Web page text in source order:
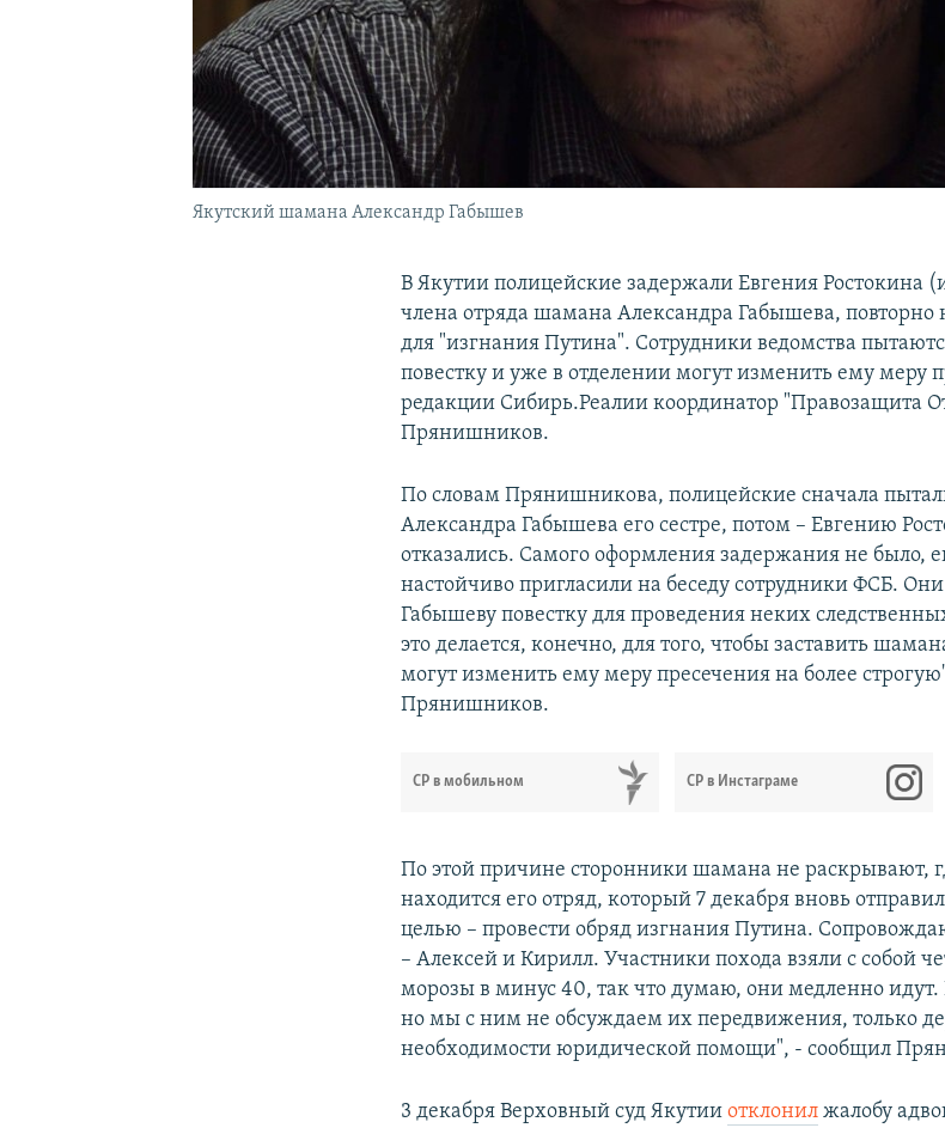
Якутский шамана Александр Габышев
В Якутии полицейские задержали Евгения Ростокина
члена отряда шамана Александра Габышева, повторно
для "изгнания Путина". Сотрудники ведомства
повестку и уже в отделении могут изменить ему меру
редакции Сибирь.Реалии координатор "Правозащита
Прянишников.
По словам Прянишникова, полицейские сначала
Александра Габышева его сестре, потом – Евгению
отказались. Самого оформления задержания не было,
настойчиво пригласили на беседу сотрудники ФСБ.
Габышеву повестку для проведения неких
это делается, конечно, для того, чтобы заставить
могут изменить ему меру пресечения на более
Прянишников.
СР в мобильном СР в Инстаграме
По этой причине сторонники шамана не раскрывают,
находится его отряд, который 7 декабря вновь
целью – провести обряд изгнания Путина.
– Алексей и Кирилл. Участники похода взяли с собой
морозы в минус 40, так что думаю, они медленно
но мы с ним не обсуждаем их передвижения, только
необходимости юридической помощи", - сообщил
3 декабря Верховный суд Якутииотклонил жалобу